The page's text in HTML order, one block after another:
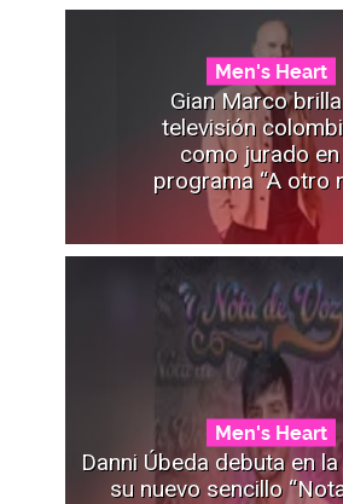
Men's Heart
Gian Marco
televisión
como jurado en
programa “A otro
Men's Heart
Danni Úbeda debuta en
su nuevo sencillo